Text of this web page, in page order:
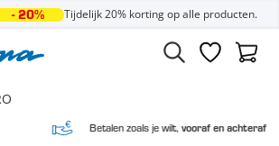
- 20% Tijdelijk 20% korting op alle producten.
Verlanglijst
Betalen zoals je wilt,vooraf en achteraf